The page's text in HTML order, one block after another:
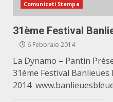
Comunicati Stampa
31ème Festival
6 Febbraio 2014
La Dynamo – Pantin
31ème Festival
2014